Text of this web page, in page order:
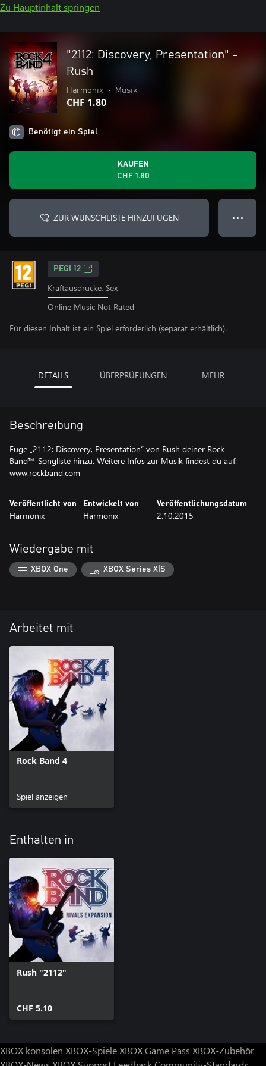
Zu Hauptinhalt springen
"2112: Discovery, Presentation" -
Rush
Harmonix • Musik
CHF 1.80
Benötigt ein Spiel
KAUFEN
CHF 1.80
ZUR WUNSCHLISTE HINZUFÜGEN ● ● ●
PEGI 12
Kraftausdrücke, Sex
Online Music Not Rated
Für diesen Inhalt ist ein Spiel erforderlich (separat erhältlich).
DETAILS ÜBERPRÜFUNGEN MEHR
Beschreibung
Füge „2112: Discovery, Presentation“ von Rush deiner Rock
Band™-Songliste hinzu. Weitere Infos zur Musik findest du auf:
www.rockband.com
Veröffentlicht von
Harmonix
Entwickelt von
Harmonix
Veröffentlichungsdatum
2.10.2015
Wiedergabe mit
XBOX One XBOX Series X|S
Arbeitet mit
Rock Band 4
Spiel anzeigen
Enthalten in
Rush "2112"
CHF 5.10
XBOX konsolen XBOX-SpieleXBOX Game Pass XBOX-Zubehör